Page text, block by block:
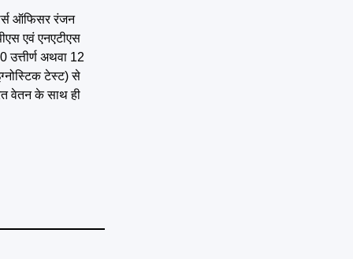
ऑफिसर रंजन
एवं एनएटीएस
उत्तीर्ण अथवा 12
टेस्ट) से
वेतन के साथ ही